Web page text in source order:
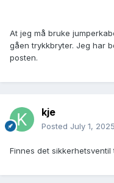
At jeg må bruke
gåen trykkbryter. Jeg har
posten.
kje
Posted July 1, 2025
Finnes det sikkerhetsventil